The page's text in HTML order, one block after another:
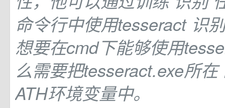
命令行中使用tesseract 识
想要在cmd下能够使用
么需要把tesseract.exe所在
ATH环境变量中。